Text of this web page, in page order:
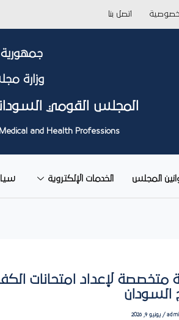
اتصل بنا
وزارة
المجلس القومي
and Health Professions
المجلس الخدمات الإلكتروية
متخصصة لإعداد امتحانات
السودان
/ يونيو 9, 2026